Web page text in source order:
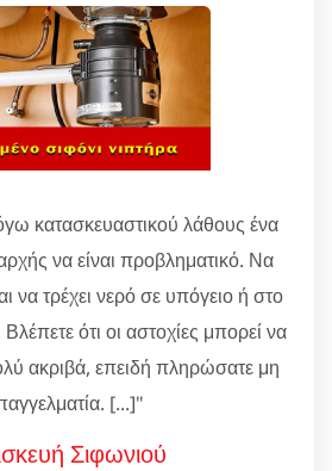
κατασκευαστικού λάθους ένα
να είναι προβληματικό. Να
να τρέχει νερό σε υπόγειο ή στο
Βλέπετε ότι οι αστοχίες μπορεί να
ακριβά, επειδή πληρώσατε μη
[...]"
Σιφωνιού